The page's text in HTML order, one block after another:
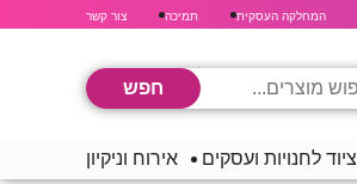
המחלקה העסקית תמיכה צור קשר
ציוד לחנויות ועסקים אירוח וניקיון